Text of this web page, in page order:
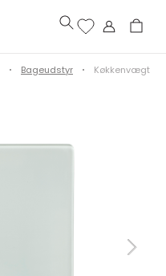
Bageudstyr Køkkenvægt